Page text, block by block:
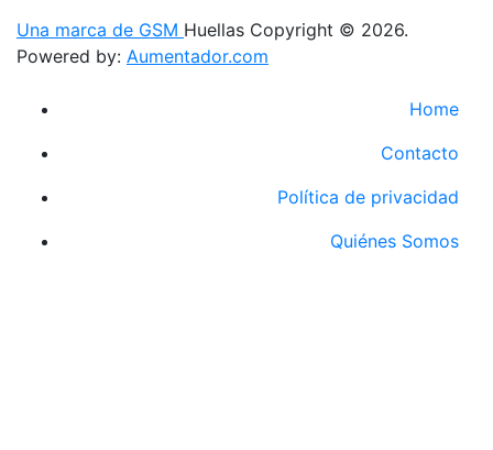
Una marca de GSM Huellas Copyright © 2026.
Powered by: Aumentador.com
Home
Contacto
Política de privacidad
Quiénes Somos